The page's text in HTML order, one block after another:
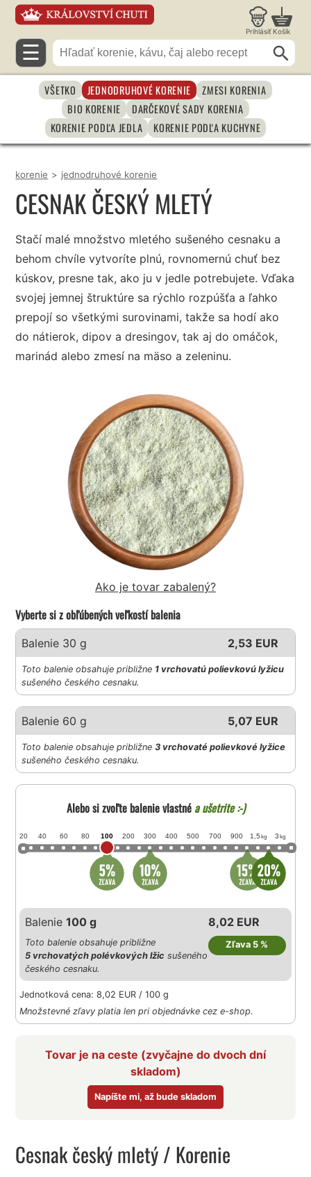
Prihlásiť Košík
☰
VŠETKO JEDNODRUHOVÉ KORENIE
ZMESI KORENIA
BIO KORENIE
DARČEKOVÉ SADY KORENIA
KORENIE PODĽA JEDLA
KORENIE PODĽA KUCHYNE
korenie > jednodruhové korenie
CESNAK ČESKÝ MLETÝ
Stačí malé množstvo mletého sušeného cesnaku a
behom chvíle vytvoríte plnú, rovnomernú chuť bez
kúskov, presne tak, ako ju v jedle potrebujete. Vďaka
svojej jemnej štruktúre sa rýchlo rozpúšťa a ľahko
prepojí so všetkými surovinami, takže sa hodí ako
do nátierok, dipov a dresingov, tak aj do omáčok,
marinád alebo zmesí na mäso a zeleninu.
Ako je tovar zabalený?
Vyberte si z obľúbených veľkostí balenia
Balenie 30 g 2,53 EUR
Toto balenie obsahuje približne 1 vrchovatú polievkovú lyžicu
sušeného českého cesnaku.
Balenie 60 g 5,07 EUR
Toto balenie obsahuje približne3 vrchovaté polievkové lyžice
sušeného českého cesnaku.
Alebo si zvoľte balenie vlastnéa ušetrite :-)
20 40 60 80 100 200 300 400 500 700 900 1,5 kg 3 kg
Balenie100 g 8,02 EUR
Zľava 5 %
Toto balenie obsahuje približne
5 vrchovatých polévkových lžic sušeného
českého cesnaku.
Jednotková cena: 8,02 EUR / 100 g
Množstevné zľavy platia len pri objednávke cez e-shop.
Tovar je na ceste (zvyčajne do dvoch dní
skladom)
Napíšte mi, až bude skladom
Cesnak český mletý/ Korenie